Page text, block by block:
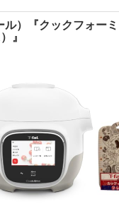
ル）『クックフォー
』